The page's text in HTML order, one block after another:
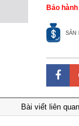
Bảo
SẢN
Bài viết liên quan